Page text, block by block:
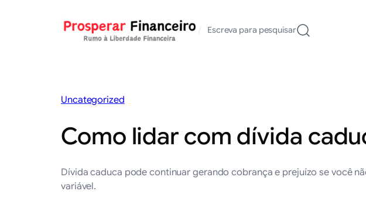
/ Escreva para pesquisar
Uncategorized
Como lidar com dívida
Dívida caduca pode continuar gerando cobrança e prejuízo se você
variável.